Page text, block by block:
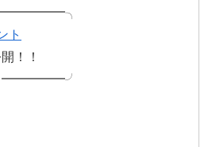
ト
！！
━━━━━╯